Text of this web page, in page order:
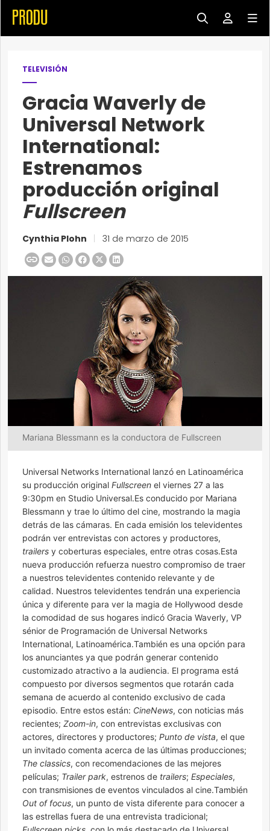
TELEVISIÓN
Gracia Waverly de
Universal Network
International:
Estrenamos
producción original
Fullscreen
Cynthia Plohn 31 de marzo de 2015
Mariana Blessmann es la conductora de Fullscreen
Universal Networks International lanzó en Latinoamérica
su producción original Fullscreen el viernes 27 a las
9:30pm en Studio Universal.Es conducido por Mariana
Blessmann y trae lo último del cine, mostrando la magia
detrás de las cámaras. En cada emisión los televidentes
podrán ver entrevistas con actores y productores,
trailers y coberturas especiales, entre otras cosas.Esta
nueva producción refuerza nuestro compromiso de traer
a nuestros televidentes contenido relevante y de
calidad. Nuestros televidentes tendrán una experiencia
única y diferente para ver la magia de Hollywood desde
la comodidad de sus hogares indicó Gracia Waverly, VP
sénior de Programación de Universal Networks
International, Latinoamérica.También es una opción para
los anunciantes ya que podrán generar contenido
customizado atractivo a la audiencia. El programa está
compuesto por diversos segmentos que rotarán cada
semana de acuerdo al contenido exclusivo de cada
episodio. Entre estos están: CineNews, con noticias más
recientes; Zoom-in, con entrevistas exclusivas con
actores, directores y productores; Punto de vista, el que
un invitado comenta acerca de las últimas producciones;
The classics, con recomendaciones de las mejores
películas; Trailer park, estrenos de trailers; Especiales,
con transmisiones de eventos vinculados al cine.También
Out of focus, un punto de vista diferente para conocer a
las estrellas fuera de una entrevista tradicional;